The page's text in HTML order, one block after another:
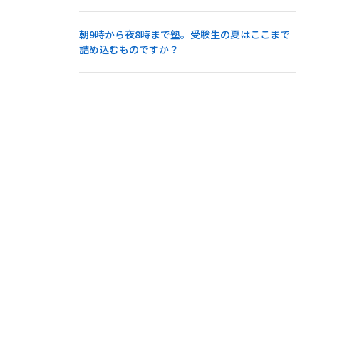
朝9時から夜8時まで塾。受験生の夏はここまで
詰め込むものですか？